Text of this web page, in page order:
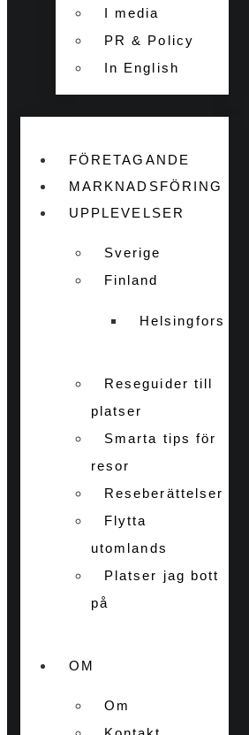
I media
PR & Policy
In English
FÖRETAGANDE
MARKNADSFÖRING
UPPLEVELSER
Sverige
Finland
Helsingfors
Reseguider till
platser
Smarta tips för
resor
Reseberättelser
Flytta
utomlands
Platser jag bott
på
OM
Om